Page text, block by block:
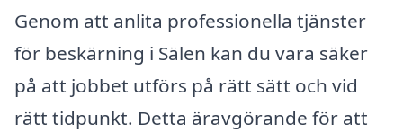
Genom att anlita professionella tjänster
för beskärning i Sälen kan du vara säker
på att jobbet utförs på rätt sätt och vid
rätt tidpunkt. Detta äravgörande för att